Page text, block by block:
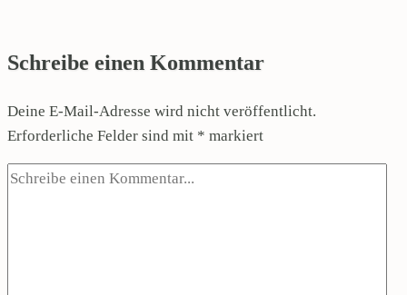
Schreibe einen Kommentar
Deine E-Mail-Adresse wird nicht veröffentlicht.
Erforderliche Felder sind mit * markiert